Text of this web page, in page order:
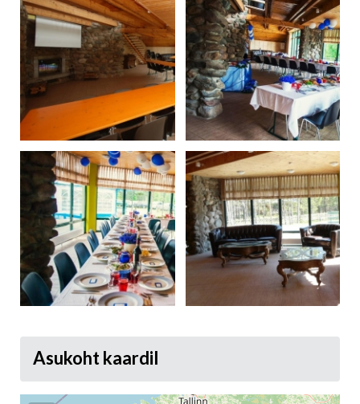
Asukoht kaardil